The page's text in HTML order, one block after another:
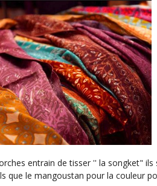
entrain de tisser '' la songket"
que le mangoustan pour la couleur